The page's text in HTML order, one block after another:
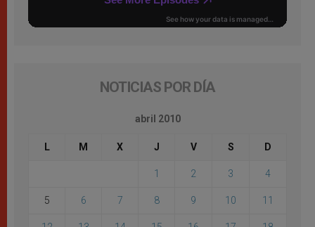
NOTICIAS POR DÍA
abril 2010
L M X J V S D
1 2 3 4
5 6 7 8 9 10 11